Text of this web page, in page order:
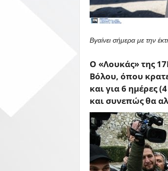
Βγαίνει σήμερα με την
Ο «Λουκάς» της
Βόλου, όπου
και για 6 ημέρες
και συνεπώς θα